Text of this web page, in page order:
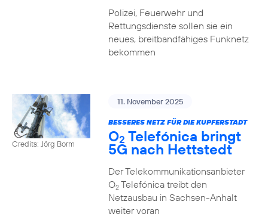
Polizei, Feuerwehr und
Rettungsdienste sollen sie ein
neues, breitbandfähiges Funknetz
bekommen
Credits: Jörg Borm
11. November 2025
BESSERES NETZ FÜR DIE KUPFERSTADT
O2 Telefónica bringt
5G nach Hettstedt
Der Telekommunikationsanbieter
O2Telefónica treibt den
Netzausbau in Sachsen-Anhalt
weiter voran